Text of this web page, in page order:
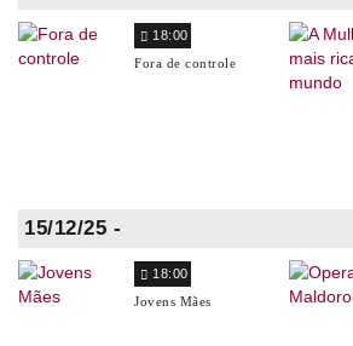
18:00
Fora de controle
15/12/25 -
18:00
Jovens Mães